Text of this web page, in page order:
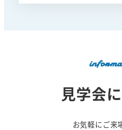
見学会
お気軽にご来